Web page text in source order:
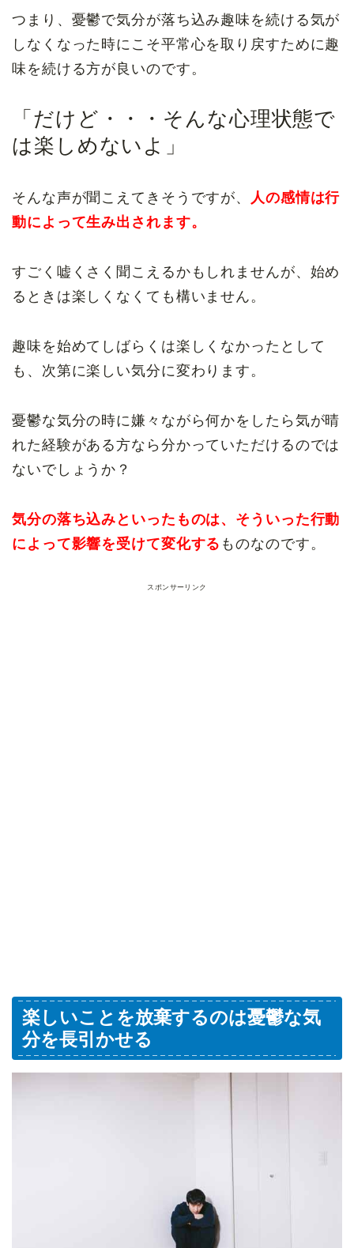
つまり、憂鬱で気分が落ち込み趣味を続ける気が
しなくなった時にこそ平常心を取り戻すために趣
味を続ける方が良いのです。
「だけど・・・そんな心理状態で
は楽しめないよ」
そんな声が聞こえてきそうですが、 人の感情は行
動によって生み出されます。
すごく嘘くさく聞こえるかもしれませんが、始め
るときは楽しくなくても構いません。
趣味を始めてしばらくは楽しくなかったとして
も、次第に楽しい気分に変わります。
憂鬱な気分の時に嫌々ながら何かをしたら気が晴
れた経験がある方なら分かっていただけるのでは
ないでしょうか？
気分の落ち込みといったものは、そういった行動
によって影響を受けて変化する ものなのです。
スポンサーリンク
楽しいことを放棄するのは憂鬱な気
分を長引かせる